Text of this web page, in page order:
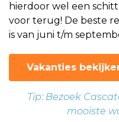
hierdoor wel een
voor terug! De beste
is van juni t/m
Vakanties
Tip: Bezoek
mooiste